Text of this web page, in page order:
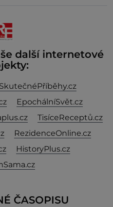
další internetové
SkutečnéPříběhy.cz
EpochálníSvět.cz
TisíceReceptů.cz
RezidenceOnline.cz
HistoryPlus.cz
ČASOPISU